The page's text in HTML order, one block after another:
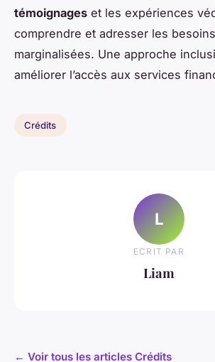
témoignages et les expériences
comprendre et adresser les
marginalisées. Une approche
améliorer l’accès aux services
Crédits
L
ECRIT PAR
Liam
← Voir tous les articles Crédits